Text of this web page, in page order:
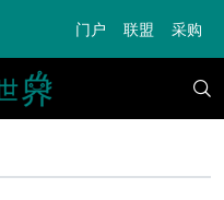
门户 联盟 采购